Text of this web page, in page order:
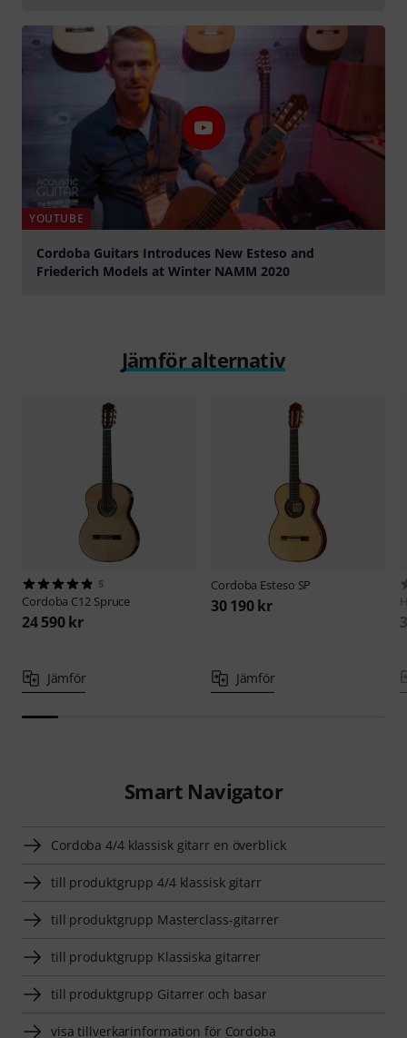
YOUTUBE
Cordoba Guitars Introduces New Esteso and
Friederich Models at Winter NAMM 2020
Jämför alternativ
5
Cordoba C12 Spruce
24 590 kr
Jämför
Cordoba Esteso SP
30 190 kr
Jämför
Smart Navigator
Cordoba 4/4 klassisk gitarr en överblick
till produktgrupp 4/4 klassisk gitarr
till produktgrupp Masterclass-gitarrer
till produktgrupp Klassiska gitarrer
till produktgrupp Gitarrer och basar
visa tillverkarinformation för Cordoba